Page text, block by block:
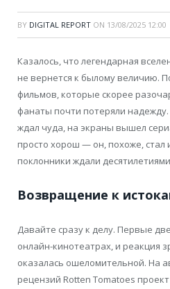
BY DIGITAL REPORT ON 13/08/2025 12:00
Казалось, что легендарная
не вернется к былому величию.
фильмов, которые скорее
фанаты почти потеряли
ждал чуда, на экраны вышел
просто хорош — он, похоже, стал
поклонники ждали
Возвращение к
Давайте сразу к делу. Первые
онлайн-кинотеатрах, и реакция
оказалась ошеломительной. На
рецензий Rotten Tomatoes